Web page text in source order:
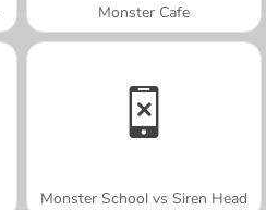
Monster Cafe
Monster School vs Siren Head